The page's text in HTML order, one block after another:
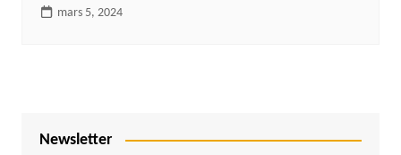
mars 5, 2024
Newsletter